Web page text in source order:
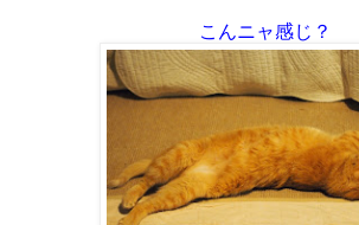
こんニャ感じ？